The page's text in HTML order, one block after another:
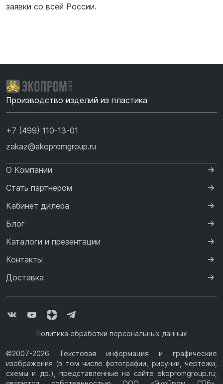
заявки со всей России.
Производство изделий из пластика
+7 (499) 110-13-01
zakaz@ekopromgroup.ru
О Компании
Стать партнером
Кабинет дилера
Блог
Каталоги и презентации
Контакты
Доставка
Политика обработки персональных данных
©2007-2026 Текстовая информация и графические
изображения (в том числе фотографии, рисунки, чертежи,
схемы и др.), представленные на сайте ekopromgroup.ru,